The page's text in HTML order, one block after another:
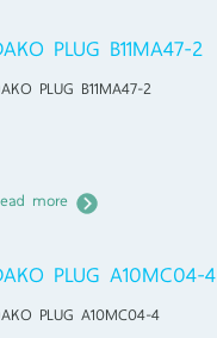
PLUG B11MA47-2
PLUG B11MA47-2
more
PLUG A10MC04-4
PLUG A10MC04-4